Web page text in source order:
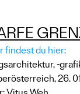
findest du hier:
-
26.